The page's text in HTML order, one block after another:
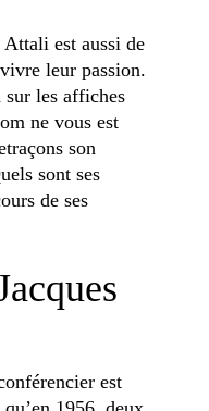
Attali est aussi de
leur passion.
les affiches
ne vous est
son
sont ses
de ses
est